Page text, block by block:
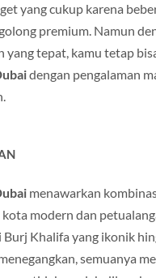
yang cukup karena
premium. Namun
yang tepat, kamu tetap
dengan pengalaman
menawarkan
modern dan
Burj Khalifa yang ikonik
semuanya